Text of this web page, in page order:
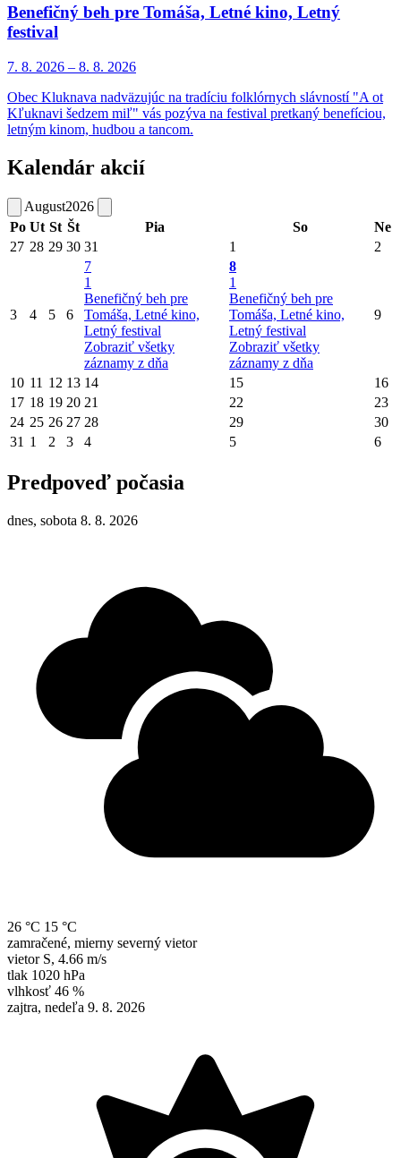
Benefičný beh pre Tomáša, Letné kino, Letný
festival
7. 8. 2026 – 8. 8. 2026
Obec Kluknava nadväzujúc na tradíciu folklórnych slávností "A ot
Kľuknavi šedzem miľ" vás pozýva na festival pretkaný benefíciou,
letným kinom, hudbou a tancom.
Kalendár akcií
August2026
Po Ut St Št Pia So
Ne
27 28 29 30 31 1 2
3 4 5 6
7
1
Benefičný beh pre
Tomáša, Letné kino,
Letný festival
Zobraziť všetky
záznamy z dňa
8
1
Benefičný beh pre
Tomáša, Letné kino,
Letný festival
Zobraziť všetky
záznamy z dňa
9
10 11 12 13 14 15
16
17 18 19 20 21 22
23
24 25 26 27 28 29
30
31 1 2 3 4 5 6
Predpoveď počasia
dnes, sobota 8. 8. 2026
26 °C 15 °C
zamračené, mierny severný vietor
vietor S, 4.66 m/s
tlak 1020 hPa
vlhkosť 46 %
zajtra, nedeľa 9. 8. 2026